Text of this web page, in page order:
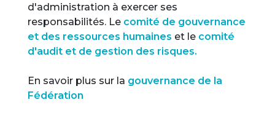
d'administration à exercer ses
responsabilités. Le comité de gouvernance
et des ressources humaines et le comité
d'audit et de gestion des risques.
En savoir plus sur la gouvernance de la
Fédération